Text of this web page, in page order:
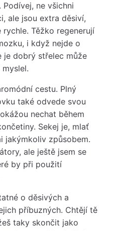
ne všichni
ale jsou extra děsiví,
Těžko regenerují
i když nejde o
je dobrý střelec může
cestu. Plný
také odvede svou
nechat během
Sekej je, mlať
jakýmkoliv způsobem.
ale ještě jsem se
by při použití
o děsivých a
příbuzných. Chtějí tě
taky skončit jako